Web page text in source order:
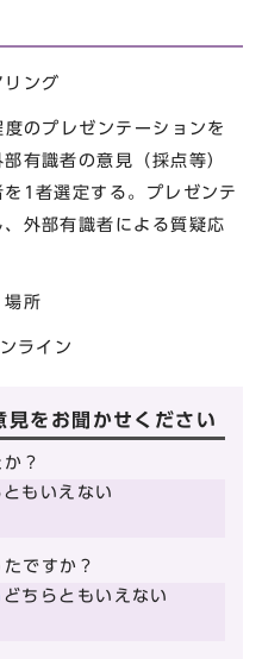
リング
のプレゼンテーションを
有識者の意見（採点等）
1者選定する。プレゼンテ
外部有識者による質疑応
場所
ライン
見をお聞かせください
？
もいえない
ですか？
どちらともいえない